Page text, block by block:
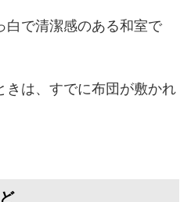
白で清潔感のある和室で
きは、すでに布団が敷かれ